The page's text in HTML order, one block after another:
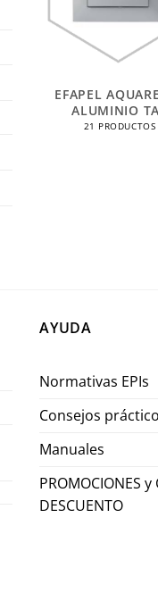
EFAPEL
ALUMINIO
21 PRODUCTOS
AYUDA
Normativas EPIs
Consejos
Manuales
PROMOCIONES y
DESCUENTO